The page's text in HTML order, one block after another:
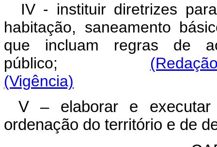
IV - instituir diretrizes
habitação, saneamento
que incluam regras de
público;
(Vigência)
V – elaborar e executar
ordenação do território e de